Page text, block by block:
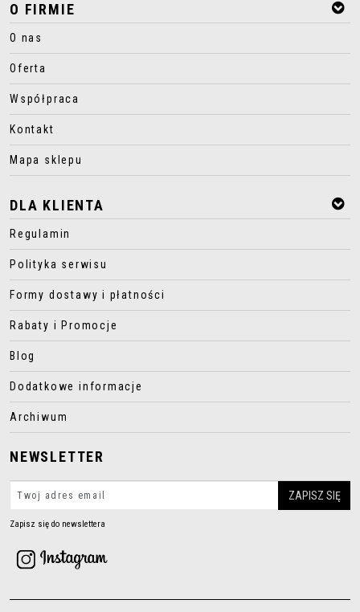
O FIRMIE
O nas
Oferta
Współpraca
Kontakt
Mapa sklepu
DLA KLIENTA
Regulamin
Polityka serwisu
Formy dostawy i płatności
Rabaty i Promocje
Blog
Dodatkowe informacje
Archiwum
NEWSLETTER
Zapisz się do newslettera